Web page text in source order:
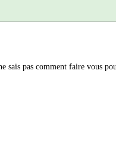
pas comment faire vous